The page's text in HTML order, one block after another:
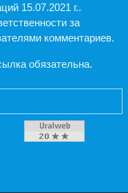
15.07.2021 г..
за
комментариев.
обязательна.